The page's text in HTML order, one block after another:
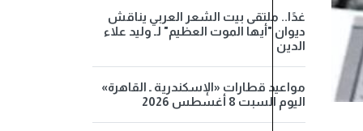
غدًا.. ملتقى بيت الشعر العربي يناقش
ديوان "أيها الموت العظيم" لـ وليد علاء
الدين
مواعيد قطارات «الإسكندرية ـ القاهرة»
اليوم السبت 8 أغسطس 2026